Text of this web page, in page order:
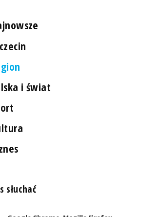
i świat
słuchać